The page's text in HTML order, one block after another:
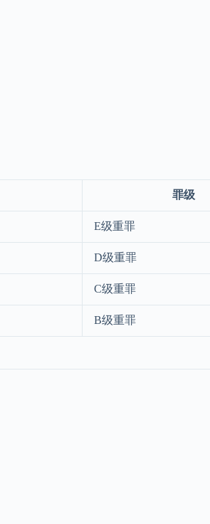
罪级
E级重罪
D级重罪
C级重罪
B级重罪